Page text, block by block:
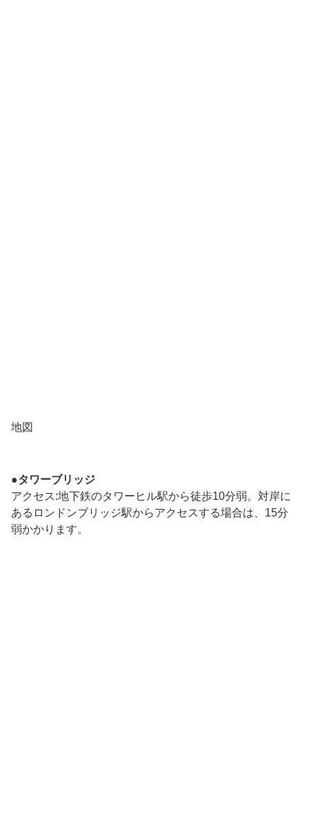
地図
●タワーブリッジ
アクセス:地下鉄のタワーヒル駅から徒歩10分弱。対岸に
あるロンドンブリッジ駅からアクセスする場合は、15分
弱かかります。